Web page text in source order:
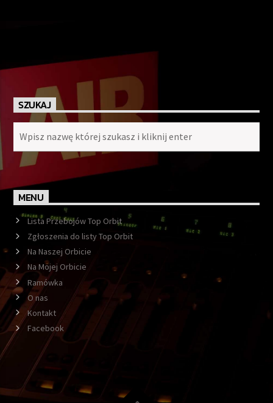
SZUKAJ
MENU
Lista Przebojów Top Orbit
Zgłoszenia do listy Top Orbit
Na Naszej Orbicie
Na Mojej Orbicie
Ramówka
O nas
Kontakt
Facebook